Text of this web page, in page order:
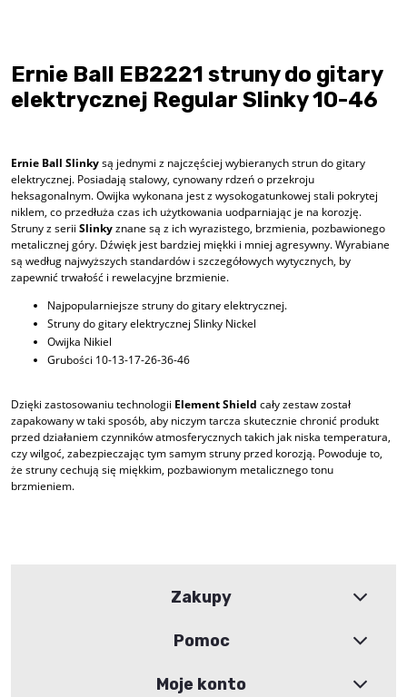
Ernie Ball EB2221 struny do gitary
elektrycznej Regular Slinky 10-46
Ernie Ball Slinkysą jednymi z najczęściej wybieranych strun do gitary
elektrycznej. Posiadają stalowy, cynowany rdzeń o przekroju
heksagonalnym. Owijka wykonana jest z wysokogatunkowej stali pokrytej
niklem, co przedłuża czas ich użytkowania uodparniając je na korozję.
Struny z serii Slinkyznane są z ich wyrazistego, brzmienia, pozbawionego
metalicznej góry. Dźwięk jest bardziej miękki i mniej agresywny. Wyrabiane
są według najwyższych standardów i szczegółowych wytycznych, by
zapewnić trwałość i rewelacyjne brzmienie.
Najpopularniejsze struny do gitary elektrycznej.
Struny do gitary elektrycznej Slinky Nickel
Owijka Nikiel
Grubości 10-13-17-26-36-46
Dzięki zastosowaniu technologii Element Shield cały zestaw został
zapakowany w taki sposób, aby niczym tarcza skutecznie chronić produkt
przed działaniem czynników atmosferycznych takich jak niska temperatura,
czy wilgoć, zabezpieczając tym samym struny przed korozją. Powoduje to,
że struny cechują się miękkim, pozbawionym metalicznego tonu
brzmieniem.
Zakupy
Pomoc
Moje konto